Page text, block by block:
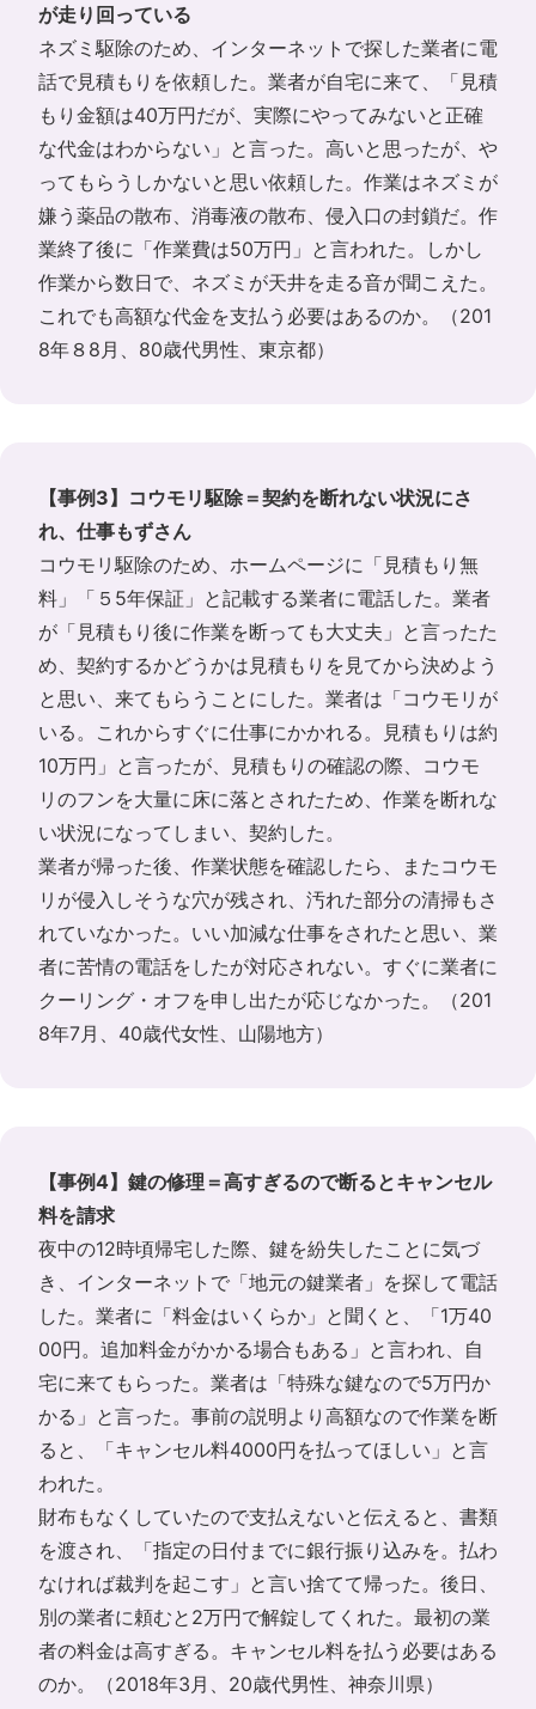
が走り回っている
ネズミ駆除のため、インターネットで探した業者に電
話で見積もりを依頼した。業者が自宅に来て、「見積
もり金額は40万円だが、実際にやってみないと正確
な代金はわからない」と言った。高いと思ったが、や
ってもらうしかないと思い依頼した。作業はネズミが
嫌う薬品の散布、消毒液の散布、侵入口の封鎖だ。作
業終了後に「作業費は50万円」と言われた。しかし
作業から数日で、ネズミが天井を走る音が聞こえた。
これでも高額な代金を支払う必要はあるのか。（201
8年８8月、80歳代男性、東京都）
【事例3】コウモリ駆除＝契約を断れない状況にさ
れ、仕事もずさん
コウモリ駆除のため、ホームページに「見積もり無
料」「５5年保証」と記載する業者に電話した。業者
が「見積もり後に作業を断っても大丈夫」と言ったた
め、契約するかどうかは見積もりを見てから決めよう
と思い、来てもらうことにした。業者は「コウモリが
いる。これからすぐに仕事にかかれる。見積もりは約
10万円」と言ったが、見積もりの確認の際、コウモ
リのフンを大量に床に落とされたため、作業を断れな
い状況になってしまい、契約した。
業者が帰った後、作業状態を確認したら、またコウモ
リが侵入しそうな穴が残され、汚れた部分の清掃もさ
れていなかった。いい加減な仕事をされたと思い、業
者に苦情の電話をしたが対応されない。すぐに業者に
クーリング・オフを申し出たが応じなかった。（201
8年7月、40歳代女性、山陽地方）
【事例4】鍵の修理＝高すぎるので断るとキャンセル
料を請求
夜中の12時頃帰宅した際、鍵を紛失したことに気づ
き、インターネットで「地元の鍵業者」を探して電話
した。業者に「料金はいくらか」と聞くと、「1万40
00円。追加料金がかかる場合もある」と言われ、自
宅に来てもらった。業者は「特殊な鍵なので5万円か
かる」と言った。事前の説明より高額なので作業を断
ると、「キャンセル料4000円を払ってほしい」と言
われた。
財布もなくしていたので支払えないと伝えると、書類
を渡され、「指定の日付までに銀行振り込みを。払わ
なければ裁判を起こす」と言い捨てて帰った。後日、
別の業者に頼むと2万円で解錠してくれた。最初の業
者の料金は高すぎる。キャンセル料を払う必要はある
のか。（2018年3月、20歳代男性、神奈川県）